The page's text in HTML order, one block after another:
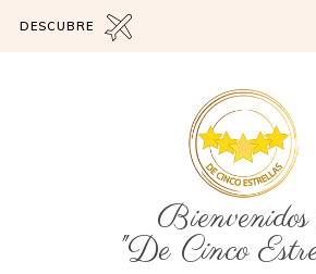
DESCUBRE
"De Cinco